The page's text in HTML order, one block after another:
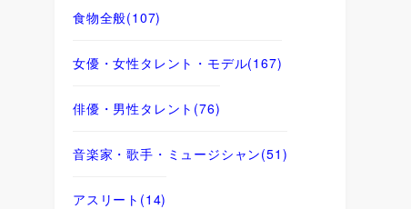
食物全般(107)
女優・女性タレント・モデル(167)
俳優・男性タレント (76)
音楽家・歌手・ミュージシャン(51)
アスリート (14)